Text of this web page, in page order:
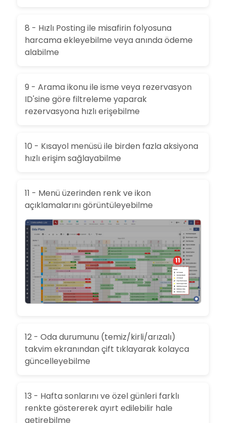
8 - Hızlı Posting ile misafirin folyosuna
harcama ekleyebilme veya anında ödeme
alabilme
9 - Arama ikonu ile isme veya rezervasyon
ID'sine göre filtreleme yaparak
rezervasyona hızlı erişebilme
10 - Kısayol menüsü ile birden fazla aksiyona
hızlı erişim sağlayabilme
11 - Menü üzerinden renk ve ikon
açıklamalarını görüntüleyebilme
11
12 - Oda durumunu (temiz/kirli/arızalı)
takvim ekranından çift tıklayarak kolayca
güncelleyebilme
13 - Hafta sonlarını ve özel günleri farklı
renkte göstererek ayırt edilebilir hale
getirebilme